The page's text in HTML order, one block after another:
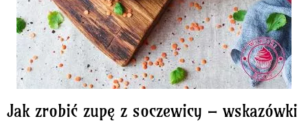
Jak zrobić zupę z soczewicy – wskazówki